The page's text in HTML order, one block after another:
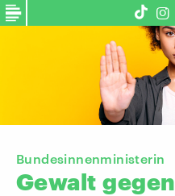
Bundesinnenministerin
Gewalt gegen